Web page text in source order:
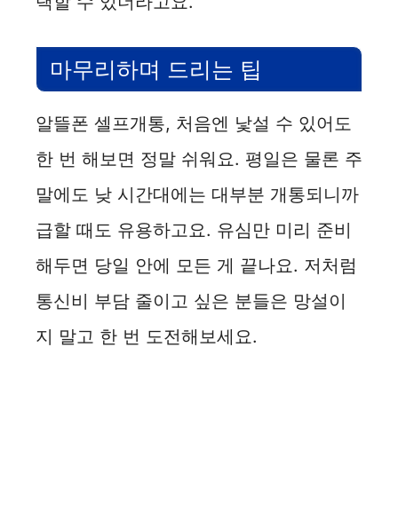
마무리하며 드리는 팁
알뜰폰 셀프개통, 처음엔 낯설 수 있어도
한 번 해보면 정말 쉬워요. 평일은 물론 주
말에도 낮 시간대에는 대부분 개통되니까
급할 때도 유용하고요. 유심만 미리 준비
해두면 당일 안에 모든 게 끝나요. 저처럼
통신비 부담 줄이고 싶은 분들은 망설이
지 말고 한 번 도전해보세요.